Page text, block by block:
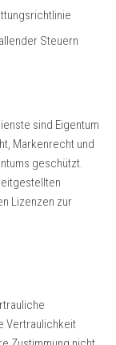
Steuern
sind Eigentum
Markenrecht und
geschützt.
Lizenzen zur
Vertraulichkeit